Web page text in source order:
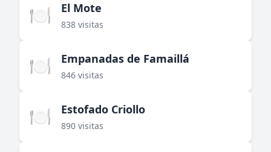
🍽️ El Mote
838 visitas
🍽️ Empanadas de Famaillá
846 visitas
🍽️ Estofado Criollo
890 visitas